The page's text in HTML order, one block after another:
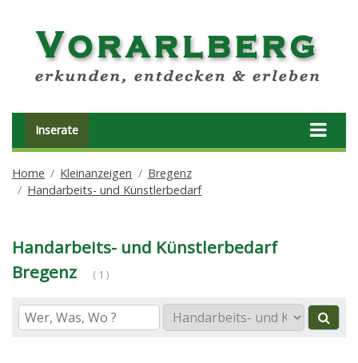
Inserate
Home Kleinanzeigen
Bregenz
Handarbeits- und Künstlerbedarf
Handarbeits- und Künstlerbedarf
Bregenz
( 1 )